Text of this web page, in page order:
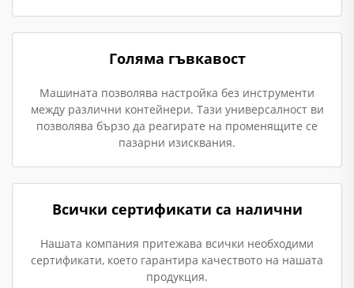
Голяма гъвкавост
Машината позволява настройка без инструменти
между различни контейнери. Тази универсалност ви
позволява бързо да реагирате на променящите се
пазарни изисквания.
Всички сертификати са налични
Нашата компания притежава всички необходими
сертификати, което гарантира качеството на нашата
продукция.